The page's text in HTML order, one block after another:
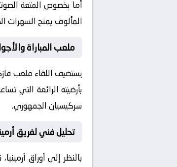
أما بخصوص المتعة
المألوف يمنح السهرات
ملعب المباراة
يستضيف اللقاء ملعب
بأرضيته الرائعة التي
سركيسيان الجمهوري.
تحليل فني لفريق
بالنظر إلى أوراق أرمينيا